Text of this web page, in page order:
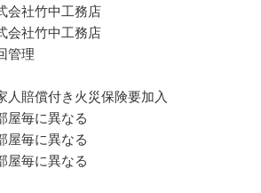
竹中工務店
竹中工務店
理
償付き火災保険要加入
毎に異なる
に異なる
毎に異なる